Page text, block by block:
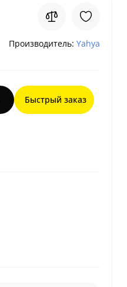
Производитель: Yahya
Быстрый заказ